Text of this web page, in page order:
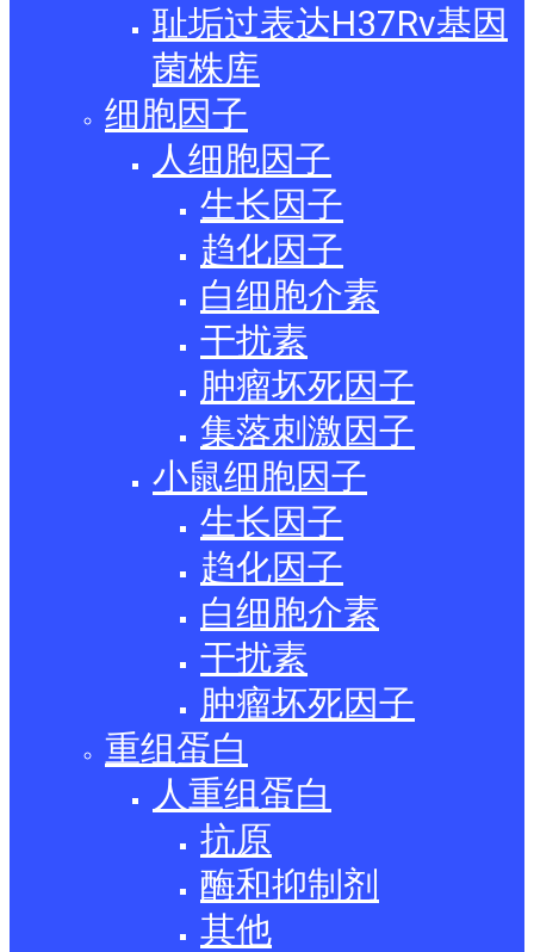
耻垢过表达H37Rv基因
菌株库
细胞因子
人细胞因子
生长因子
趋化因子
白细胞介素
干扰素
肿瘤坏死因子
集落刺激因子
小鼠细胞因子
生长因子
趋化因子
白细胞介素
干扰素
肿瘤坏死因子
重组蛋白
人重组蛋白
抗原
酶和抑制剂
其他